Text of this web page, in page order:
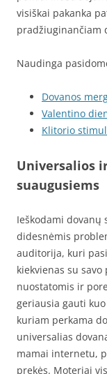
visiškai pakanka
pradžiuginančiam
Naudinga
Dovanos
Valentino
Klitorio
Universalios
suaugusiems
Ieškodami dovanų
didesnėmis
auditorija, kuri
kiekvienas su
nuostatomis ir
geriausia gauti
kuriam perkama
universalias
mamai internetu,
prekės. Moteriai